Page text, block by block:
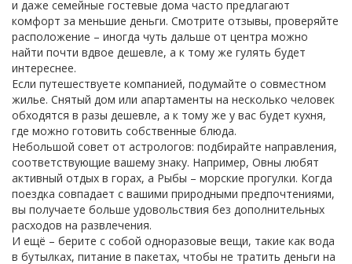
и даже семейные гостевые дома часто предлагают
комфорт за меньшие деньги. Смотрите отзывы, проверяйте
расположение – иногда чуть дальше от центра можно
найти почти вдвое дешевле, а к тому же гулять будет
интереснее.
Если путешествуете компанией, подумайте о совместном
жилье. Снятый дом или апартаменты на несколько человек
обходятся в разы дешевле, а к тому же у вас будет кухня,
где можно готовить собственные блюда.
Небольшой совет от астрологов: подбирайте направления,
соответствующие вашему знаку. Например, Овны любят
активный отдых в горах, а Рыбы – морские прогулки. Когда
поездка совпадает с вашими природными предпочтениями,
вы получаете больше удовольствия без дополнительных
расходов на развлечения.
И ещё – берите с собой одноразовые вещи, такие как вода
в бутылках, питание в пакетах, чтобы не тратить деньги на